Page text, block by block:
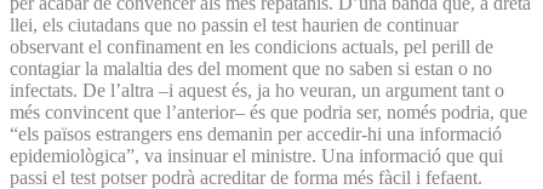
llei, els ciutadans que no passin el test haurien de continuar
observant el confinament en les condicions actuals, pel perill de
contagiar la malaltia des del moment que no saben si estan o no
infectats. De l’altra –i aquest és, ja ho veuran, un argument tant o
més convincent que l’anterior– és que podria ser, només podria, que
“els països estrangers ens demanin per accedir-hi una informació
epidemiològica”, va insinuar el ministre. Una informació que qui
passi el test potser podrà acreditar de forma més fàcil i fefaent.